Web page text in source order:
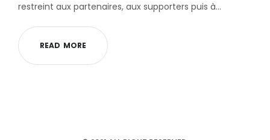
restreint aux partenaires, aux supporters puis à…
READ MORE